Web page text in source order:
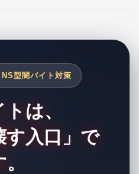
型闇バイト対策
は、
す入口」で